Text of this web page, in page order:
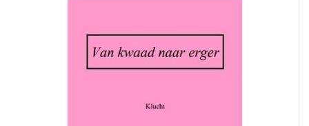
OVERIG (30'-75')
SPEKTAKELSTUKKEN
JUBILEUMSTUK